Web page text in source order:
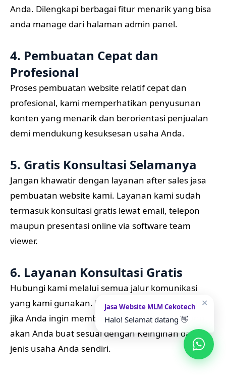
Anda. Dilengkapi berbagai fitur menarik yang bisa
anda manage dari halaman admin panel.
4. Pembuatan Cepat dan
Profesional
Proses pembuatan website relatif cepat dan
profesional, kami memperhatikan penyusunan
konten yang menarik dan berorientasi penjualan
demi mendukung kesuksesan usaha Anda.
5. Gratis Konsultasi Selamanya
Jangan khawatir dengan layanan after sales jasa
pembuatan website kami. Layanan kami sudah
termasuk konsultasi gratis lewat email, telepon
maupun presentasi online via software team
viewer.
6. Layanan Konsultasi Gratis
Hubungi kami melalui semua jalur komunikasi
yang kami gunakan. Konsultasikan kepada kami
jika Anda ingin membuat Website. Website yang
akan Anda buat sesuai dengan Keinginan dan
jenis usaha Anda sendiri.
✕
Jasa Website MLM Cekotech
Halo! Selamat datang 👋